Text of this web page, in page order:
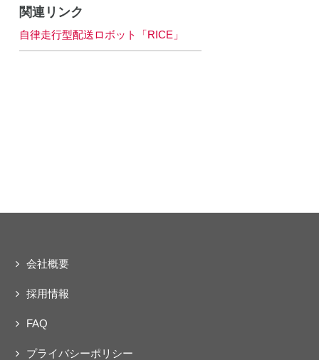
関連リンク
自律走行型配送ロボット「RICE」
会社概要
採用情報
FAQ
プライバシーポリシー